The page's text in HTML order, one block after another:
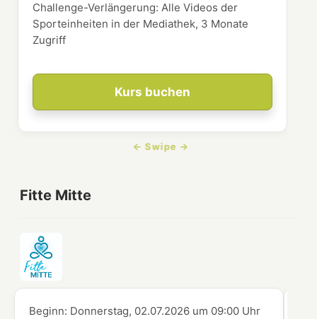
Kurs buchen
Challenge-Verlängerung: Alle Videos der
Sporteinheiten in der Mediathek, 3 Monate
Zugriff
Fitte Mitte
Beginn: Donnerstag, 02.07.2026 um 09:00 Uhr